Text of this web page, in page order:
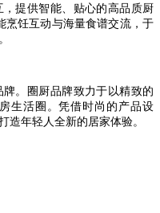
提供智能、贴心的高品质厨
烹饪互动与海量食谱交流，于
。圈厨品牌致力于以精致的
生活圈。凭借时尚的产品设
造年轻人全新的居家体验。